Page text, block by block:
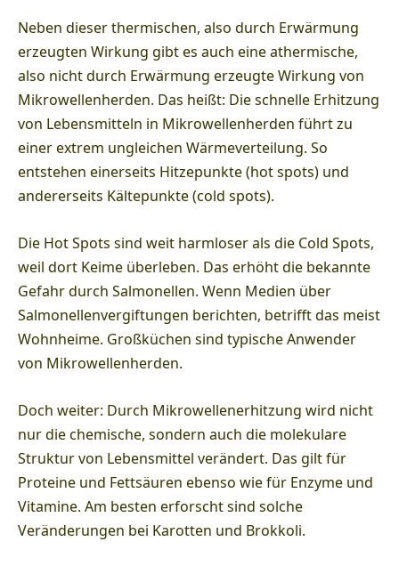
Neben dieser thermischen, also durch Erwärmung
erzeugten Wirkung gibt es auch eine athermische,
also nicht durch Erwärmung erzeugte Wirkung von
Mikrowellenherden. Das heißt: Die schnelle Erhitzung
von Lebensmitteln in Mikrowellenherden führt zu
einer extrem ungleichen Wärmeverteilung. So
entstehen einerseits Hitzepunkte (hot spots) und
andererseits Kältepunkte (cold spots).
Die Hot Spots sind weit harmloser als die Cold Spots,
weil dort Keime überleben. Das erhöht die bekannte
Gefahr durch Salmonellen. Wenn Medien über
Salmonellenvergiftungen berichten, betrifft das meist
Wohnheime. Großküchen sind typische Anwender
von Mikrowellenherden.
Doch weiter: Durch Mikrowellenerhitzung wird nicht
nur die chemische, sondern auch die molekulare
Struktur von Lebensmittel verändert. Das gilt für
Proteine und Fettsäuren ebenso wie für Enzyme und
Vitamine. Am besten erforscht sind solche
Veränderungen bei Karotten und Brokkoli.